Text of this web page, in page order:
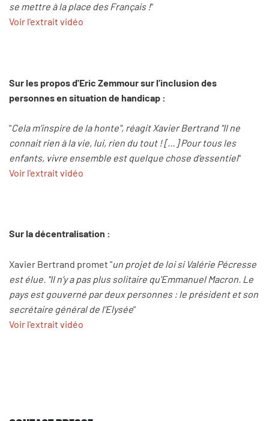
se mettre à la place des Français !"
Voir l'extrait vidéo
Sur les propos d'Eric Zemmour sur l’inclusion des
personnes en situation de handicap :
"Cela m’inspire de la honte", réagit Xavier Bertrand "Il ne
connait rien à la vie, lui, rien du tout ! […] Pour tous les
enfants, vivre ensemble est quelque chose d’essentiel"
Voir l'extrait vidéo
Sur la décentralisation :
Xavier Bertrand promet "un projet de loi si Valérie Pécresse
est élue. "Il n’y a pas plus solitaire qu'Emmanuel Macron. Le
pays est gouverné par deux personnes : le président et son
secrétaire général de l’Elysée"
Voir l'extrait vidéo